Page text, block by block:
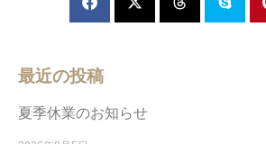
最近の投稿
夏季休業のお知らせ